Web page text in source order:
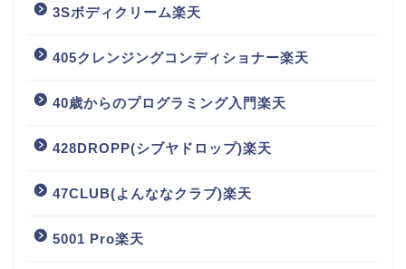
3Sボディクリーム楽天
405クレンジングコンディショナー楽天
40歳からのプログラミング入門楽天
428DROPP(シブヤドロップ)楽天
47CLUB(よんななクラブ)楽天
5001 Pro楽天